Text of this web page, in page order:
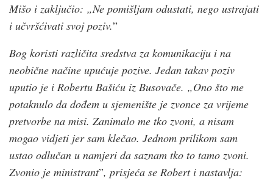
Mišo i zaključio: „Ne pomišljam odustati, nego ustrajati
i učvršćivati svoj poziv.”
Bog koristi različita sredstva za komunikaciju i na
neobične načine upućuje pozive. Jedan takav poziv
uputio je i Robertu Bašiću iz Busovače. „Ono što me
potaknulo da dođem u sjemenište je zvonce za vrijeme
pretvorbe na misi. Zanimalo me tko zvoni, a nisam
mogao vidjeti jer sam klečao. Jednom prilikom sam
ustao odlučan u namjeri da saznam tko to tamo zvoni.
Zvonio je ministrant”, prisjeća se Robert i nastavlja: